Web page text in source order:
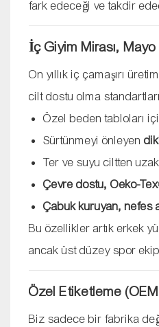
fark edeceği ve takdir
İç Giyim Mirası, Mayo
On yıllık iç çamaşırı
cilt dostu olma
Özel beden tabloları
Sürtünmeyi önleyen
Ter ve suyu ciltten
Çevre dostu, Oeko-
Çabuk kuruyan, nefes
Bu özellikler artık erkek
ancak üst düzey spor
Özel Etiketleme
Biz sadece bir fabrika